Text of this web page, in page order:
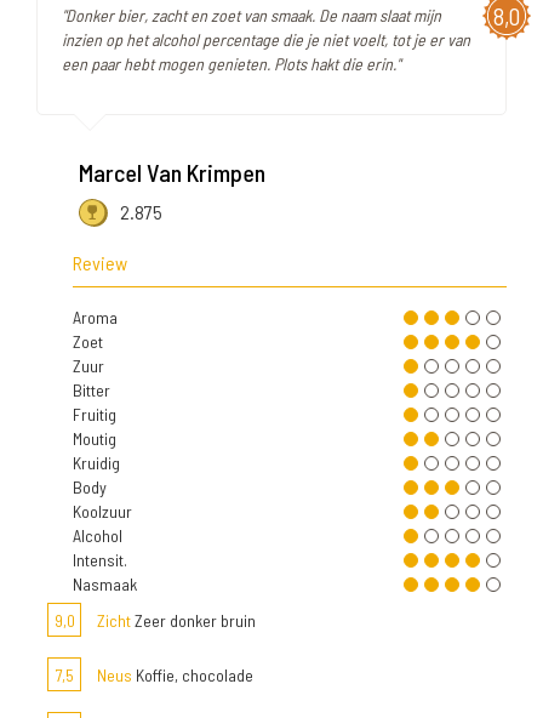
8,0
"Donker bier, zacht en zoet van smaak. De naam slaat mijn
inzien op het alcohol percentage die je niet voelt, tot je er van
een paar hebt mogen genieten. Plots hakt die erin."
Marcel Van Krimpen
2.875
Review
Aroma
Zoet
Zuur
Bitter
Fruitig
Moutig
Kruidig
Body
Koolzuur
Alcohol
Intensit.
Nasmaak
9,0
ZichtZeer donker bruin
7,5 Neus Koffie, chocolade